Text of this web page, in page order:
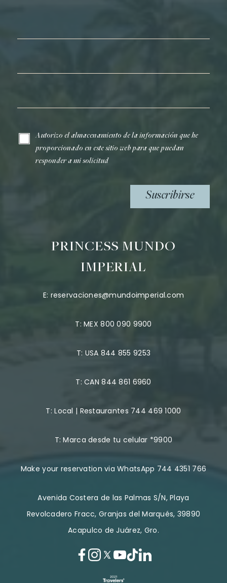
Autorizo el almacenamiento de la información que he
proporcionado en este sitio web para que puedan
responder a mi solicitud
Suscribirse
PRINCESS MUNDO
IMPERIAL
E: reservaciones@mundoimperial.com
T:MEX 800 090 9900
T: USA 844 855 9253
T:CAN 844 861 6960
T:Local | Restaurantes 744 469 1000
T:Marca desde tu celular *9900
Make your reservation via WhatsApp 744 4351 766
Avenida Costera de las Palmas S/N, Playa
Revolcadero Fracc, Granjas del Marqués, 39890
Acapulco de Juárez, Gro.